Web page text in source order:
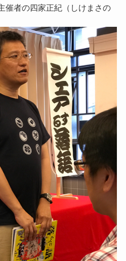
催者の四家正紀（しけまさの